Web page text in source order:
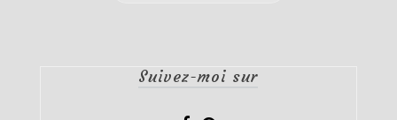
Suivez-moi sur